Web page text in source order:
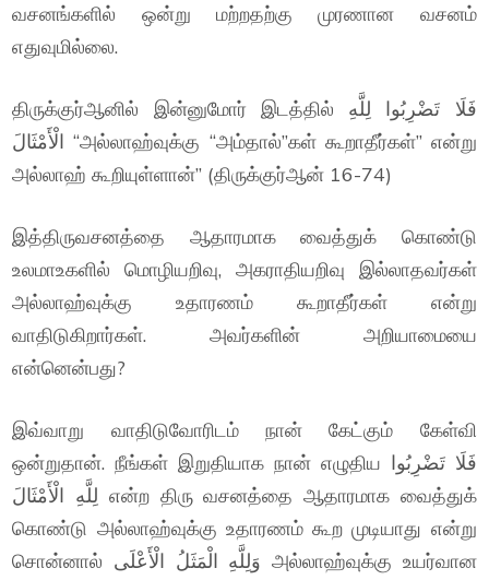
வசனங்களில் ஒன்று மற்றதற்கு முரணான வசனம்
எதுவுமில்லை.
திருக்குர்ஆனில் இன்னுமோர் இடத்தில் فَلَا تَضْرِبُوا لِلَّهِ
الْأَمْثَالَ “அல்லாஹ்வுக்கு “அம்தால்”கள் கூறாதீர்கள்” என்று
அல்லாஹ் கூறியுள்ளான்” (திருக்குர்ஆன் 16-74)
இத்திருவசனத்தை ஆதாரமாக வைத்துக் கொண்டு
உலமாஉகளில் மொழியறிவு, அகராதியறிவு இல்லாதவர்கள்
அல்லாஹ்வுக்கு உதாரணம் கூறாதீர்கள் என்று
வாதிடுகிறார்கள். அவர்களின் அறியாமையை
என்னென்பது?
இவ்வாறு வாதிடுவோரிடம் நான் கேட்கும் கேள்வி
ஒன்றுதான். நீங்கள் இறுதியாக நான் எழுதிய فَلَا تَضْرِبُوا
لِلَّهِ الْأَمْثَالَ என்ற திரு வசனத்தை ஆதாரமாக வைத்துக்
கொண்டு அல்லாஹ்வுக்கு உதாரணம் கூற முடியாது என்று
சொன்னால் وَلِلَّهِ الْمَثَلُ الْأَعْلَى அல்லாஹ்வுக்கு உயர்வான